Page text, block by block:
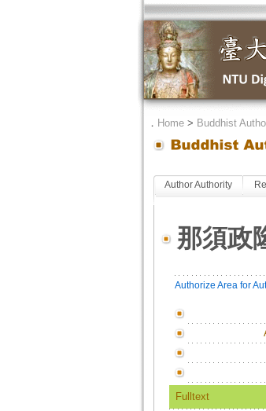
． Home> Buddhist
Author Authority
那須政
Authorize Area for
Fulltext